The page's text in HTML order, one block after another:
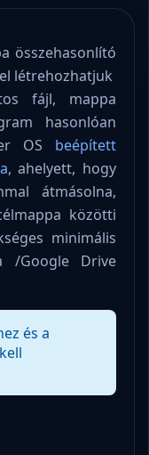
összehasonlító
létrehozhatjuk
fájl, mappa
hasonlóan
OS beépített
, ahelyett, hogy
átmásolna,
közötti
minimális
/Google Drive
és a